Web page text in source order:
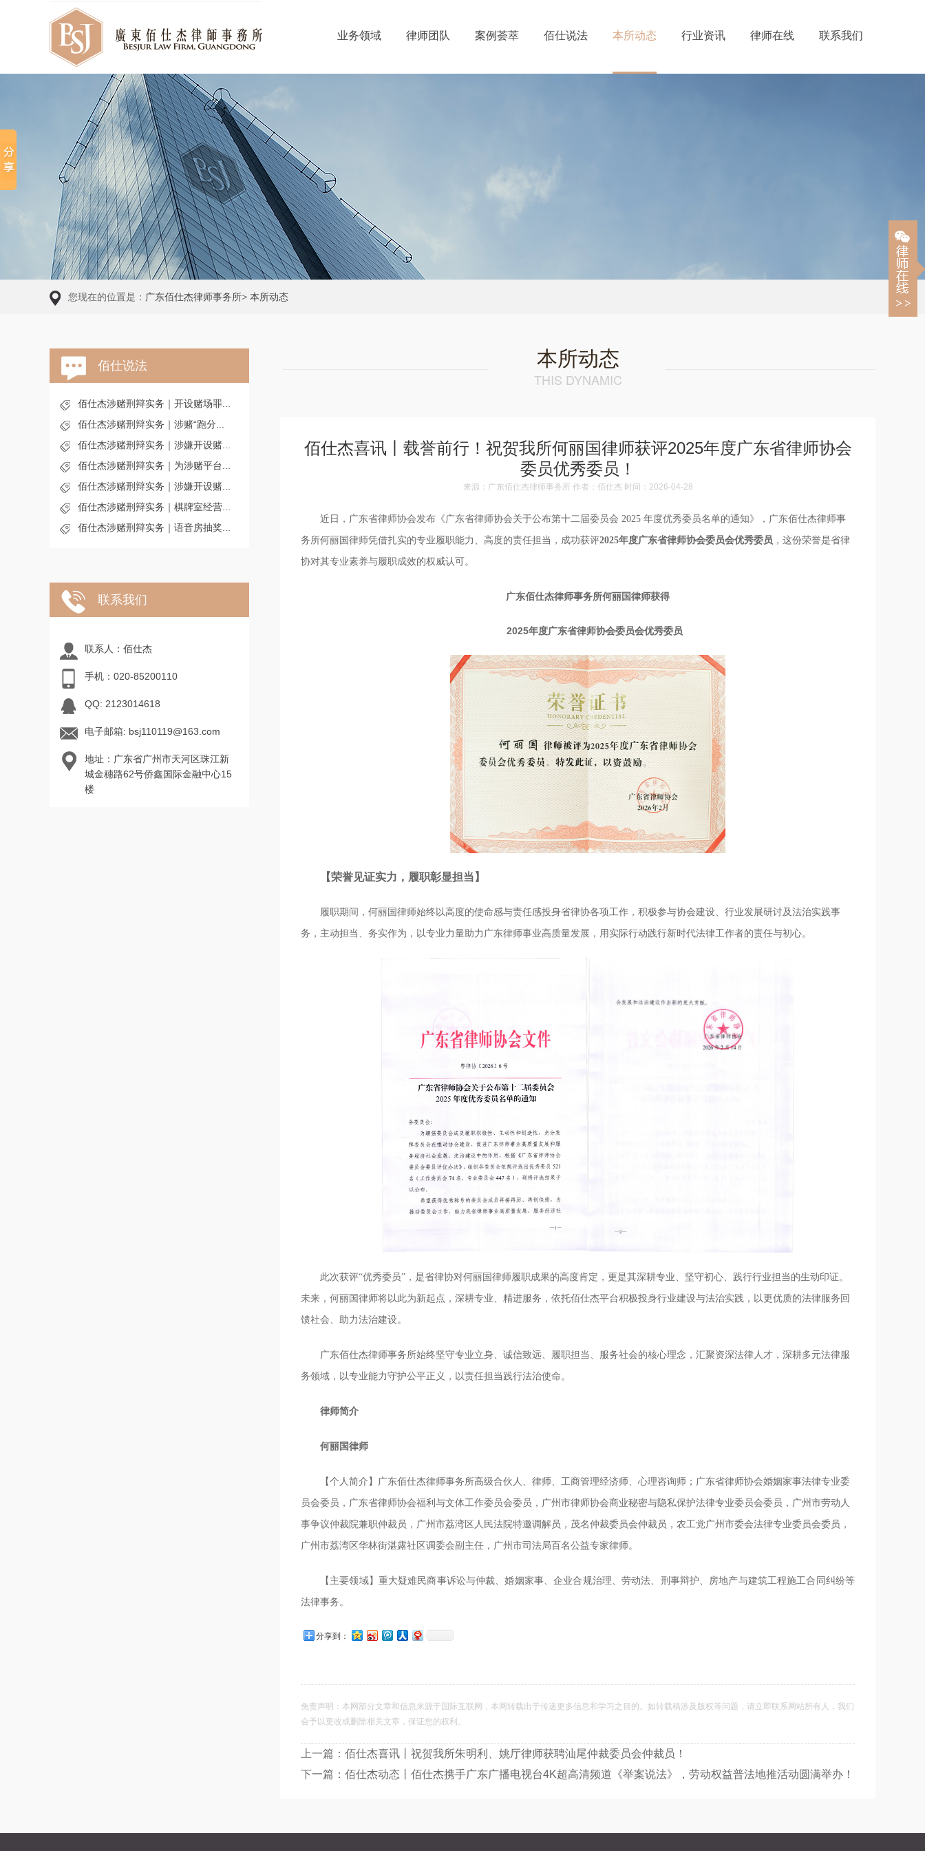
业务领域 律师团队 案例荟萃 佰仕说法 本所动态 行业资讯 律师在线 联系我们
您现在的位置是： 广东佰仕杰律师事务所> 本所动态
佰仕说法
佰仕杰涉赌刑辩实务｜开设赌场罪...
佰仕杰涉赌刑辩实务｜涉赌“跑分...
佰仕杰涉赌刑辩实务｜涉嫌开设赌...
佰仕杰涉赌刑辩实务｜为涉赌平台...
佰仕杰涉赌刑辩实务｜涉嫌开设赌...
佰仕杰涉赌刑辩实务｜棋牌室经营...
佰仕杰涉赌刑辩实务｜语音房抽奖...
联系我们
联系人：佰仕杰
手机：020-85200110
QQ: 2123014618
电子邮箱: bsj110119@163.com
地址：广东省广州市天河区珠江新
城金穗路62号侨鑫国际金融中心15
楼
本所动态
THIS DYNAMIC
佰仕杰喜讯丨载誉前行！祝贺我所何丽国律师获评2025年度广东省律师协会
委员优秀委员！
来源：广东佰仕杰律师事务所 作者：佰仕杰 时间：2026-04-28
近日，广东省律师协会发布《广东省律师协会关于公布第十二届委员会 2025 年度优秀委员名单的通知》，广东佰仕杰律师事
务所何丽国律师凭借扎实的专业履职能力、高度的责任担当，成功获评2025年度广东省律师协会委员会优秀委员 ，这份荣誉是省律
协对其专业素养与履职成效的权威认可。
广东佰仕杰律师事务所何丽国律师获得
2025年度广东省律师协会委员会优秀委员
【荣誉见证实力，履职彰显担当 】
履职期间，何丽国律师始终以高度的使命感与责任感投身省律协各项工作，积极参与协会建设、行业发展研讨及法治实践事
务，主动担当、务实作为，以专业力量助力广东律师事业高质量发展，用实际行动践行新时代法律工作者的责任与初心。
此次获评“优秀委员”，是省律协对何丽国律师履职成果的高度肯定，更是其深耕专业、坚守初心、践行行业担当的生动印证。
未来，何丽国律师将以此为新起点，深耕专业、精进服务，依托佰仕杰平台积极投身行业建设与法治实践，以更优质的法律服务回
馈社会、助力法治建设。
广东佰仕杰律师事务所始终坚守专业立身、诚信致远、履职担当、服务社会的核心理念，汇聚资深法律人才，深耕多元法律服
务领域，以专业能力守护公平正义，以责任担当践行法治使命。
律师简介
何丽国律师
【个人简介】广东佰仕杰律师事务所高级合伙人、律师、工商管理经济师、心理咨询师；广东省律师协会婚姻家事法律专业委
员会委员，广东省律师协会福利与文体工作委员会委员，广州市律师协会商业秘密与隐私保护法律专业委员会委员，广州市劳动人
事争议仲裁院兼职仲裁员，广州市荔湾区人民法院特邀调解员，茂名仲裁委员会仲裁员，农工党广州市委会法律专业委员会委员，
广州市荔湾区华林街湛露社区调委会副主任，广州市司法局百名公益专家律师。
【主要领域】重大疑难民商事诉讼与仲裁、婚姻家事、企业合规治理、劳动法、刑事辩护、房地产与建筑工程施工合同纠纷等
法律事务。
分享到：
免责声明：本网部分文章和信息来源于国际互联网，本网转载出于传递更多信息和学习之目的。如转载稿涉及版权等问题，请立即联系网站所有人，我们
会予以更改或删除相关文章，保证您的权利。
上一篇：佰仕杰喜讯丨祝贺我所朱明利、姚厅律师获聘汕尾仲裁委员会仲裁员！
下一篇：佰仕杰动态丨佰仕杰携手广东广播电视台4K超高清频道《举案说法》，劳动权益普法地推活动圆满举办！